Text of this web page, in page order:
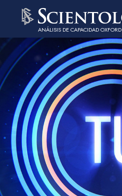
ANÁLISIS DE CAPACIDAD OXFORD